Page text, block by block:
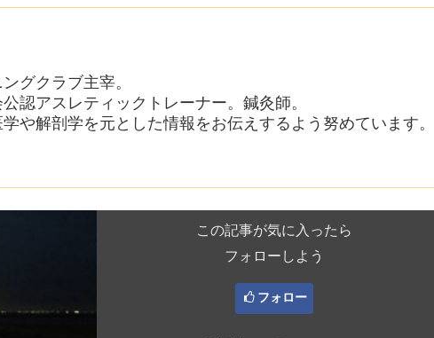
グクラブ主宰。
認アスレティックトレーナー。鍼灸師。
や解剖学を元とした情報をお伝えするよう努めています。
この記事が気に入ったら
フォローしよう
フォロー